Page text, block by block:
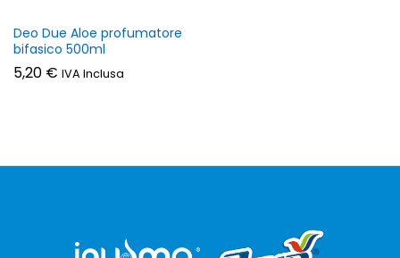
Deo Due Aloe profumatore
bifasico 500ml
5,20 € IVA Inclusa